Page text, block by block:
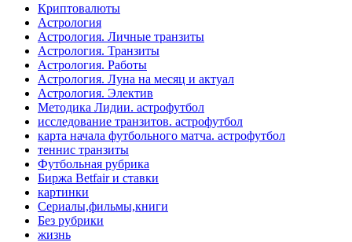
Криптовалюты
Астрология
Астрология. Личные транзиты
Астрология. Транзиты
Астрология. Работы
Астрология. Луна на месяц и актуал
Астрология. Электив
Методика Лидии. астрофутбол
исследование транзитов. астрофутбол
карта начала футбольного матча. астрофутбол
теннис транзиты
Футбольная рубрика
Биржа Betfair и ставки
картинки
Сериалы,фильмы,книги
Без рубрики
жизнь